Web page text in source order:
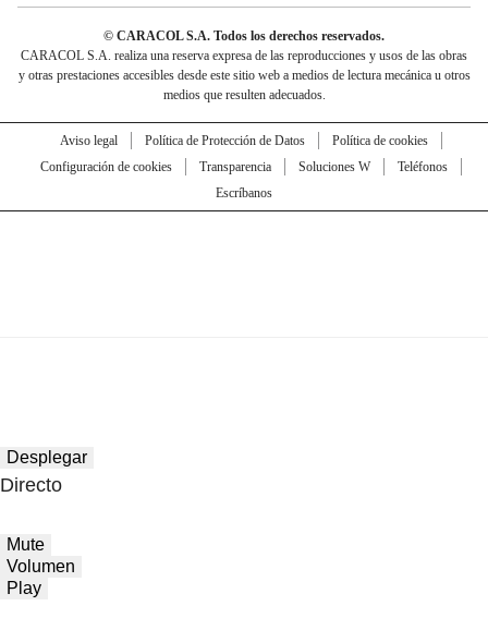
© CARACOL S.A. Todos los derechos reservados.
CARACOL S.A. realiza una reserva expresa de las reproducciones y usos de las obras
y otras prestaciones accesibles desde este sitio web a medios de lectura mecánica u otros
medios que resulten adecuados.
Aviso legal Política de Protección de Datos
Política de cookies
Configuración de cookies
Transparencia Soluciones W
Teléfonos
Escríbanos
Desplegar
Directo
Mute
Volumen
Play